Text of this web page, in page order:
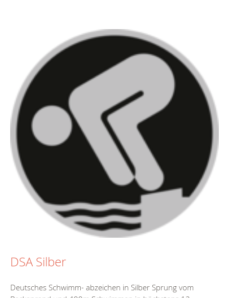
DSA Silber
Deutsches Schwimm- abzeichen in Silber Sprung vom